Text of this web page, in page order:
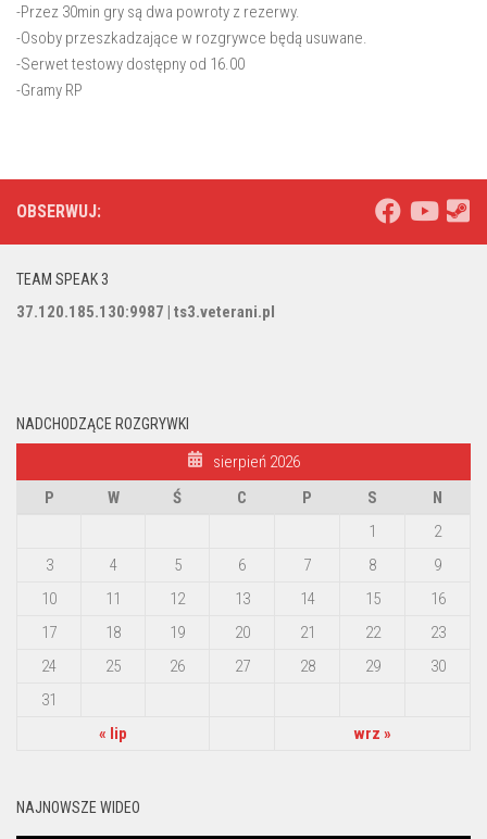
-Przez 30min gry są dwa powroty z rezerwy.
-Osoby przeszkadzające w rozgrywce będą usuwane.
-Serwet testowy dostępny od 16.00
-Gramy RP
OBSERWUJ:
TEAM SPEAK 3
37.120.185.130:9987 | ts3.veterani.pl
NADCHODZĄCE ROZGRYWKI
sierpień 2026
P
W Ś C P S
N
1
2
3
4 5 6 7 8
9
10
11 12 13 14 15
16
17
18 19 20 21 22
23
24
25 26 27 28 29
30
31
« lip
wrz »
NAJNOWSZE WIDEO